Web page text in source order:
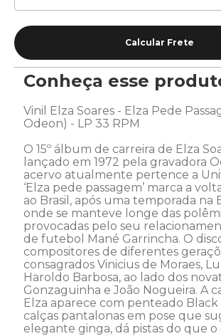
Conheça esse
Vinil Elza Soares - Elza Pede
Odeon) - LP 33 RPM
O 15º álbum de carreira de Elza
lançado em 1972 pela gravadora
acervo atualmente pertence a
‘Elza pede passagem’ marca a
ao Brasil, após uma temporada na
onde se manteve longe das
provocadas pelo seu
de futebol Mané Garrincha. O
compositores de diferentes
consagrados Vinicius de Moraes,
Haroldo Barbosa, ao lado dos
Gonzaguinha e João Nogueira. A
Elza aparece com penteado Black
calças pantalonas em pose que
elegante ginga, dá pistas do que